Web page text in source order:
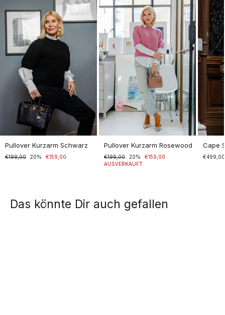
Pullover Kurzarm Schwarz
Normaler
€199,00
Sonderpreis20% €159,00
Pullover Kurzarm Rosewood
Normaler
Preis
€199,00
Sonderpreis20%
€159,00
AUSVERKAUFT
Cape
€499,00
Das könnte Dir auch gefallen